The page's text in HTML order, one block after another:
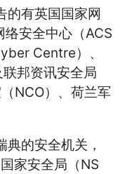
的有英国国家网
安全中心（ACS
Centre）、
邦资讯安全局
NCO）、荷兰军
的安全机关，
家安全局（NS